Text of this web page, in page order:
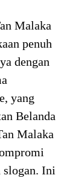
Malaka
penuh
dengan
yang
Belanda
Malaka
slogan. Ini